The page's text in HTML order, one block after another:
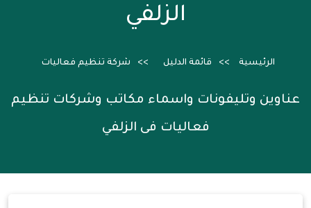
الزلفي
الرئيسية قائمة الدليل شركة تنظيم فعاليات
عناوين وتليفونات واسماء مكاتب وشركات تنظيم
فعاليات فى الزلفي